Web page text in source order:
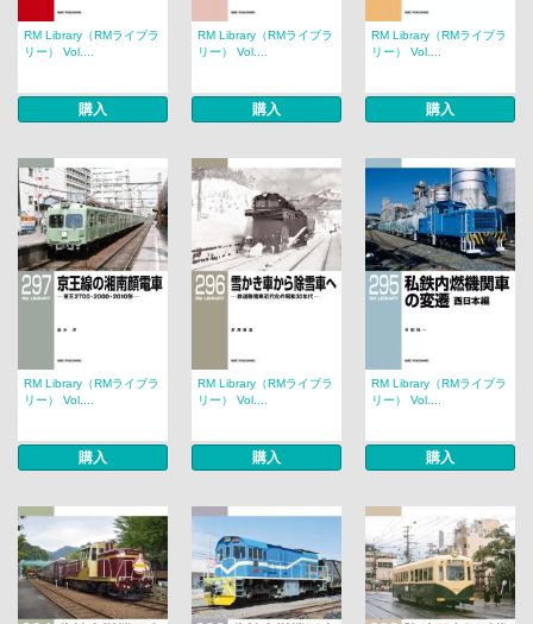
RM Library（RMライブラ
リー） Vol....
購入
RM Library（RMライブラ
リー） Vol....
購入
RM Library（RMライブラ
リー） Vol....
購入
RM Library（RMライブラ
リー） Vol....
購入
RM Library（RMライブラ
リー） Vol....
購入
RM Library（RMライブラ
リー） Vol....
購入